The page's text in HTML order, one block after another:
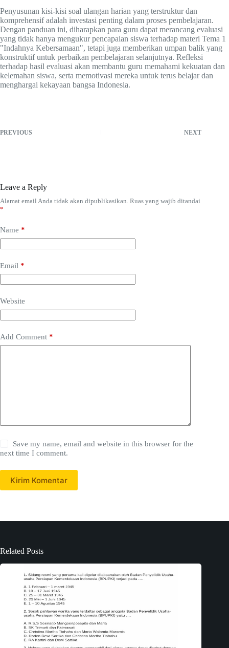
Penyusunan kisi-kisi soal ulangan harian yang terstruktur dan
komprehensif adalah investasi penting dalam proses pembelajaran.
Dengan panduan ini, diharapkan para guru dapat merancang evaluasi
yang tidak hanya mengukur pencapaian siswa terhadap materi Tema 1
"Indahnya Kebersamaan", tetapi juga memberikan umpan balik yang
konstruktif untuk perbaikan pembelajaran selanjutnya. Refleksi
terhadap hasil evaluasi akan membantu guru memahami kekuatan dan
kelemahan siswa, serta memotivasi mereka untuk terus belajar dan
menghargai kekayaan bangsa Indonesia.
PREVIOUS NEXT
Leave a Reply
Alamat email Anda tidak akan dipublikasikan. Ruas yang wajib ditandai
*
Name *
Email *
Website
Add Comment *
Save my name, email and website in this browser for the
next time I comment.
Kirim Komentar
Related Posts